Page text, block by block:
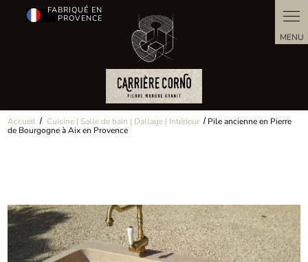
FABRIQUÉ EN
PROVENCE
Accueil Cuisine | Salle de bain | Dallage | Intérieur
Pile ancienne en Pierre
de Bourgogne à Aix en Provence
Panneau de gestion des cookies